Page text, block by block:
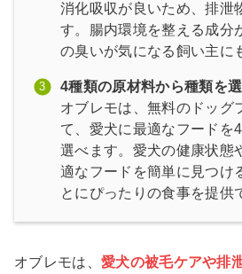
消化吸収が良いため、排泄
す。腸内環境を整える成分
の臭いが気になる飼い主に
4種類の原材料から種類を
オブレモは、無料のドッグ
て、愛犬に最適なフードを
選べます。愛犬の健康状態
適なフードを簡単に見つけ
とにぴったりの食事を提供
オブレモは、 愛犬の被毛ケアや排